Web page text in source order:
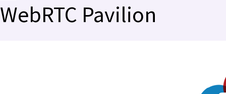
同時開催イベント 基調講演
WebRTC Pavilion